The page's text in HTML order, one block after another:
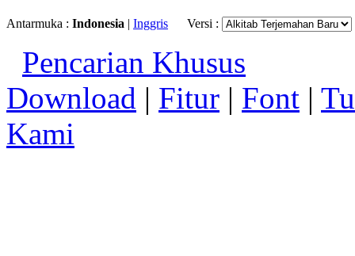
Antarmuka : Indonesia | Inggris Versi :
Pencarian Khusus
Download | Fitur | Font |
Kami